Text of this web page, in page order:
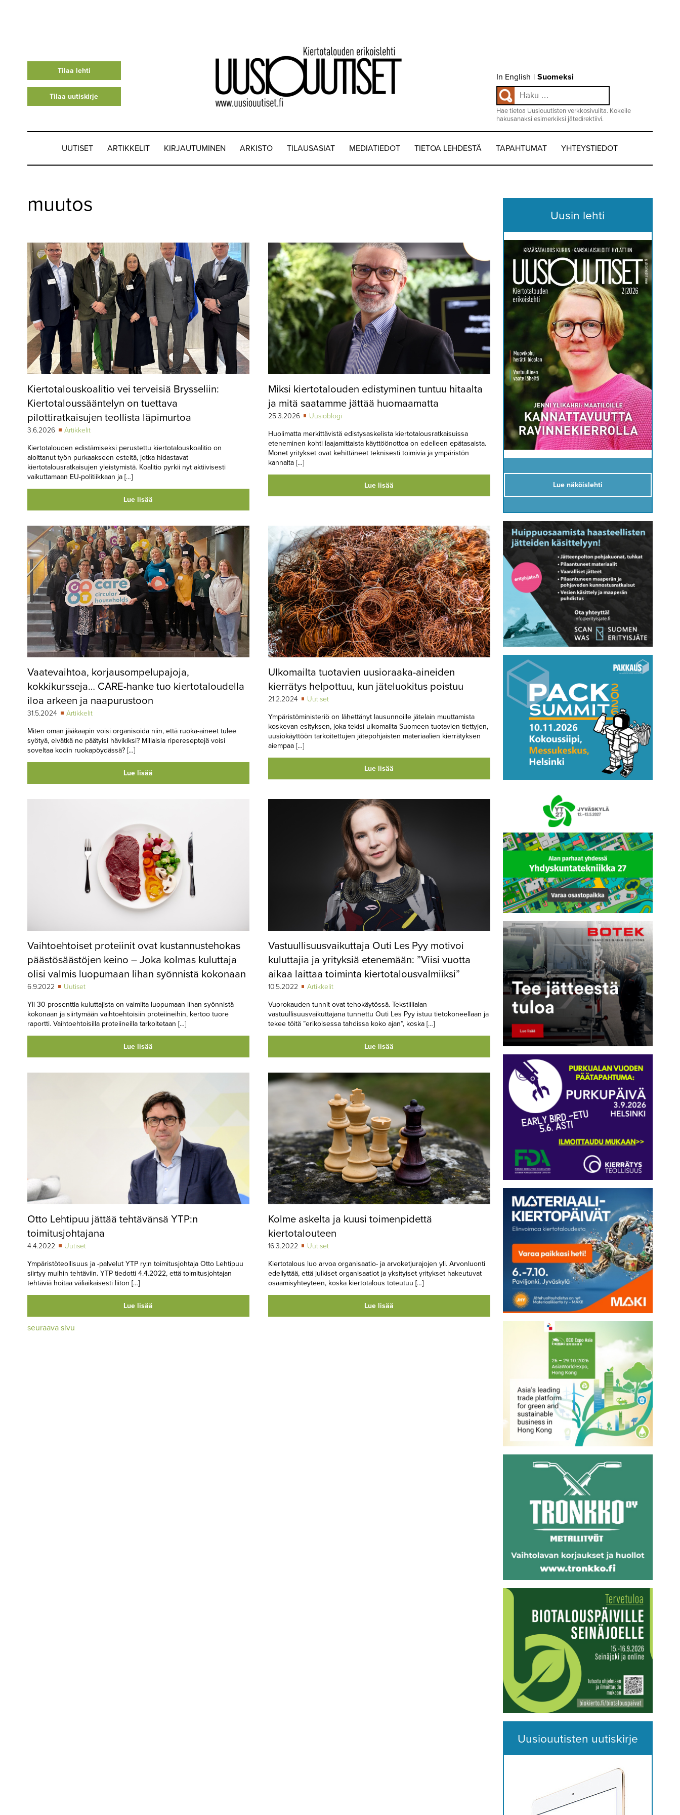
Tilaa lehti
Tilaa uutiskirje
Choose
language
Valitse
kieli:
In English | Suomeksi
Haku:
Hae tietoa Uusiouutisten verkkosivuilta. Kokeile
hakusanaksi esimerkiksi jätedirektiivi.
UUTISET ARTIKKELIT KIRJAUTUMINEN ARKISTO TILAUSASIAT MEDIATIEDOT TIETOA LEHDESTÄ TAPAHTUMAT YHTEYSTIEDOT
ARTIKKELIT
ARKISTO
TILAUSASIAT
MEDIATIEDOT
TIETOA
LEHDESTÄ
TAPAHTUMAT
YHTEYSTIEDOT
muutos
Kiertotalouskoalitio vei terveisiä Brysseliin:
Kiertotaloussääntelyn on tuettava
pilottiratkaisujen teollista läpimurtoa
3.6.2026 Artikkelit
Kiertotalouden edistämiseksi perustettu kiertotalouskoalitio on
aloittanut työn purkaakseen esteitä, jotka hidastavat
kiertotalousratkaisujen yleistymistä. Koalitio pyrkii nyt aktiivisesti
vaikuttamaan EU-politiikkaan ja […]
Lue lisää
Miksi kiertotalouden edistyminen tuntuu hitaalta
ja mitä saatamme jättää huomaamatta
25.3.2026 Uusioblogi
Huolimatta merkittävistä edistysaskelista kiertotalousratkaisuissa
eteneminen kohti laajamittaista käyttöönottoa on edelleen epätasaista.
Monet yritykset ovat kehittäneet teknisesti toimivia ja ympäristön
kannalta […]
Lue lisää
Vaatevaihtoa, korjausompelupajoja,
kokkikursseja… CARE-hanke tuo kiertotaloudella
iloa arkeen ja naapurustoon
31.5.2024 Artikkelit
Miten oman jääkaapin voisi organisoida niin, että ruoka-aineet tulee
syötyä, eivätkä ne päätyisi hävikiksi? Millaisia ripereseptejä voisi
soveltaa kodin ruokapöydässä? […]
Lue lisää
Ulkomailta tuotavien uusioraaka-aineiden
kierrätys helpottuu, kun jäteluokitus poistuu
21.2.2024 Uutiset
Ympäristöministeriö on lähettänyt lausunnoille jätelain muuttamista
koskevan esityksen, joka tekisi ulkomailta Suomeen tuotavien tiettyjen,
uusiokäyttöön tarkoitettujen jätepohjaisten materiaalien kierrätyksen
aiempaa […]
Lue lisää
Vaihtoehtoiset proteiinit ovat kustannustehokas
päästösäästöjen keino – Joka kolmas kuluttaja
olisi valmis luopumaan lihan syönnistä kokonaan
6.9.2022 Uutiset
Yli 30 prosenttia kuluttajista on valmiita luopumaan lihan syönnistä
kokonaan ja siirtymään vaihtoehtoisiin proteiineihin, kertoo tuore
raportti. Vaihtoehtoisilla proteiineilla tarkoitetaan […]
Lue lisää
Vastuullisuusvaikuttaja Outi Les Pyy motivoi
kuluttajia ja yrityksiä etenemään: ”Viisi vuotta
aikaa laittaa toiminta kiertotalousvalmiiksi”
10.5.2022 Artikkelit
Vuorokauden tunnit ovat tehokäytössä. Tekstiilialan
vastuullisuusvaikuttajana tunnettu Outi Les Pyy istuu tietokoneellaan ja
tekee töitä ”erikoisessa tahdissa koko ajan”, koska […]
Lue lisää
Otto Lehtipuu jättää tehtävänsä YTP:n
toimitusjohtajana
4.4.2022 Uutiset
Ympäristöteollisuus ja -palvelut YTP ry:n toimitusjohtaja Otto Lehtipuu
siirtyy muihin tehtäviin. YTP tiedotti 4.4.2022, että toimitusjohtajan
tehtäviä hoitaa väliaikaisesti liiton […]
Lue lisää
Kolme askelta ja kuusi toimenpidettä
kiertotalouteen
16.3.2022 Uutiset
Kiertotalous luo arvoa organisaatio- ja arvoketjurajojen yli. Arvonluonti
edellyttää, että julkiset organisaatiot ja yksityiset yritykset hakeutuvat
osaamisyh­teyteen, koska kiertotalous toteutuu […]
Lue lisää
seuraava sivu
Uusin lehti
Lue näköislehti
Uusiouutisten uutiskirje